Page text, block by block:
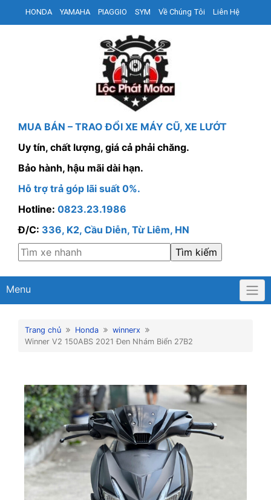
HONDA YAMAHA PIAGGIO SYM Về Chúng Tôi Liên Hệ
MUA BÁN – TRAO ĐỔI XE MÁY CŨ, XE LƯỚT
Uy tín, chất lượng, giá cả phải chăng.
Bảo hành, hậu mãi dài hạn.
Hỗ trợ trả góp lãi suất 0%.
Hotline: 0823.23.1986
Đ/C: 336, K2, Cầu Diễn, Từ Liêm, HN
Menu
Trang chủ Honda
winnerx
Winner V2 150ABS 2021 Đen Nhám Biển 27B2